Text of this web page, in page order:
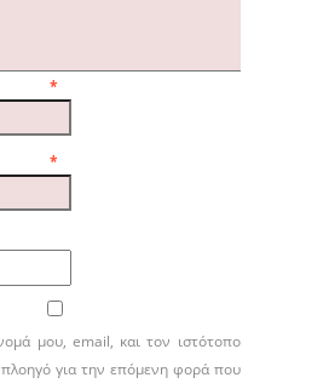
*
*
μου, email, και τον ιστότοπο
για την επόμενη φορά που